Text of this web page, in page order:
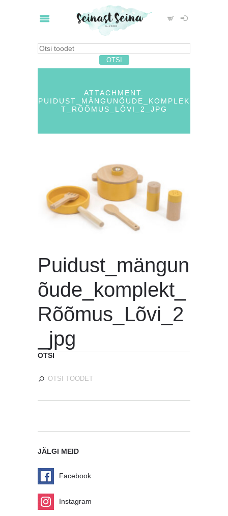
ATTACHMENT:
PUIDUST_MÄNGUNÕUDE_KOMPLEK
T_RÕÕMUS_LÕVI_2_JPG
Puidust_mängun
õude_komplekt_
Rõõmus_Lõvi_2
_jpg
OTSI
JÄLGI MEID
Facebook
Instagram